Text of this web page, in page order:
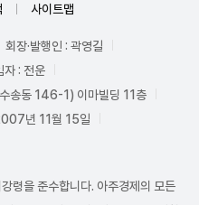
사이트맵
회장·발행인 : 곽영길
자 : 전운
송동 146-1) 이마빌딩 11층
년 11월 15일
령을 준수합니다. 아주경제의 모든